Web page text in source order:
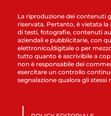
La riproduzione dei contenuti
riservata. Pertanto, è vietata la
di testi, fotografie, contenuti
aziendali e pubblicitarie, con
elettronico/digitale o per
tutto quanto è ascrivibile a
non è responsabile dei
esercitare un controllo
segnalazione qualora gli